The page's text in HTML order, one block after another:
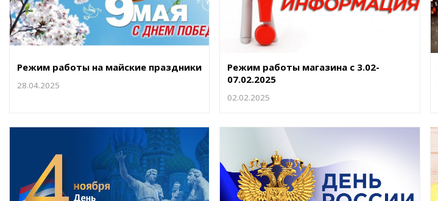
Режим работы на майские праздники
28.04.2025
Режим работы магазина с 3.02-
07.02.2025
02.02.2025